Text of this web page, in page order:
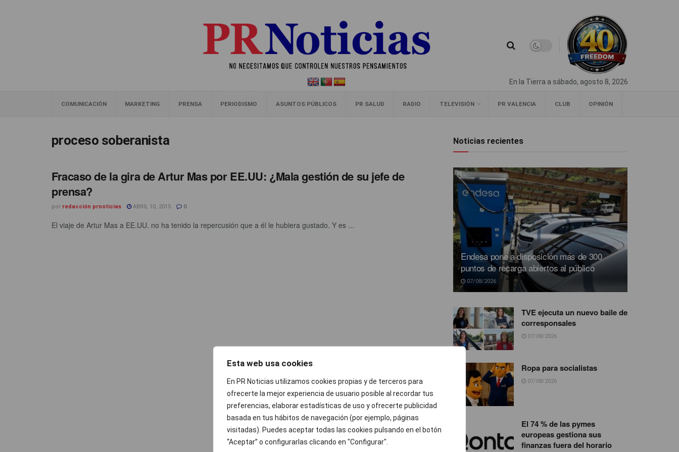
Esta web usa cookies
En PR Noticias utilizamos cookies propias y de terceros para
ofrecerte la mejor experiencia de usuario posible al recordar tus
preferencias, elaborar estadísticas de uso y ofrecerte publicidad
basada en tus hábitos de navegación (por ejemplo, páginas
visitadas). Puedes aceptar todas las cookies pulsando en el botón
“Aceptar” o configurarlas clicando en "Configurar".
En la Tierra a sábado, agosto 8, 2026
COMUNICACIÓN MARKETING PRENSA PERIODISMO ASUNTOS PÚBLICOS PR SALUD RADIO TELEVISIÓN PR VALENCIA CLUB OPINIÓN
proceso soberanista
Fracaso de la gira de Artur Mas por EE.UU: ¿Mala gestión de su jefe de
prensa?
por redacción prnoticias ABRIL 10, 2015 0
El viaje de Artur Mas a EE.UU. no ha tenido la repercusión que a él le hubiera gustado. Y es ...
Noticias recientes
Endesa pone a disposición más de 300
puntos de recarga abiertos al público
07/08/2026
TVE ejecuta un nuevo baile de
corresponsales
07/08/2026
Ropa para socialistas
07/08/2026
El 74 % de las pymes
europeas gestiona sus
finanzas fuera del horario